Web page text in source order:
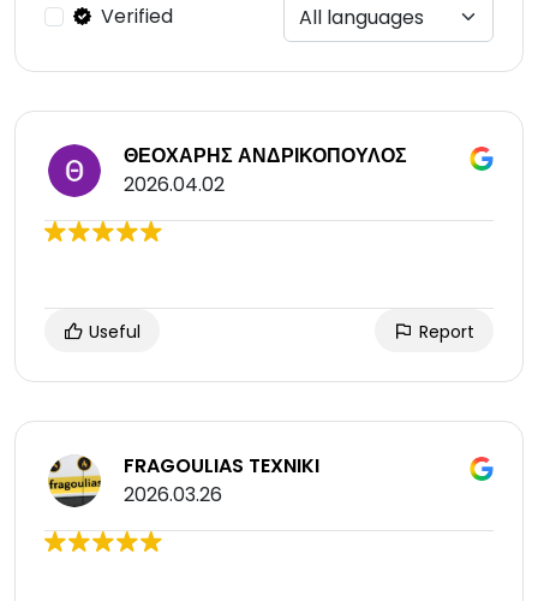
Verified
ΘΕΟΧΑΡΗΣ ΑΝΔΡΙΚΟΠΟΥΛΟΣ
2026.04.02
Useful Report
FRAGOULIAS TEXNIKI
2026.03.26